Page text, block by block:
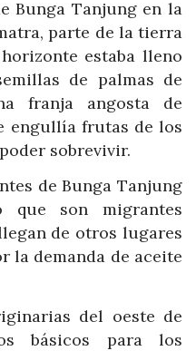
Bunga Tanjung en la
parte de la tierra
estaba lleno
de palmas de
franja angosta de
engullía frutas de los
sobrevivir.
de Bunga Tanjung
son migrantes
de otros lugares
la demanda de aceite
del oeste de
básicos para los